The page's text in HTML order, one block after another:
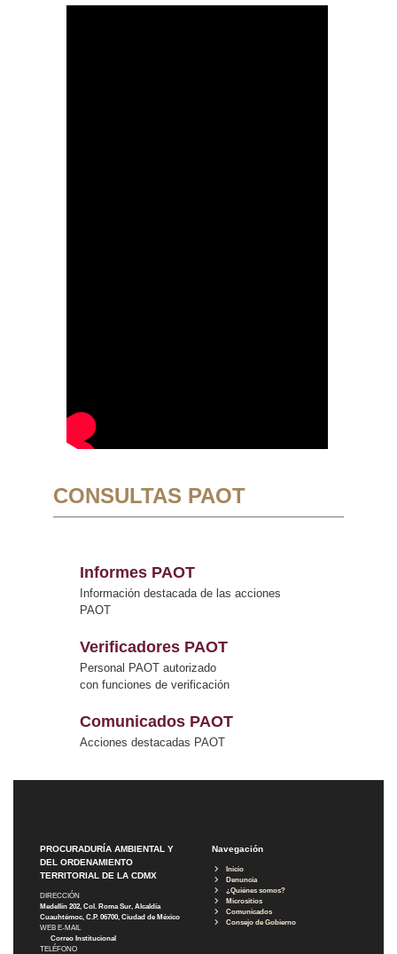
CONSULTAS PAOT
Informes PAOT
Información destacada de las acciones
PAOT
Verificadores PAOT
Personal PAOT autorizado
con funciones de verificación
Comunicados PAOT
Acciones destacadas PAOT
PROCURADURÍA AMBIENTAL Y
DEL ORDENAMIENTO
TERRITORIAL DE LA CDMX
DIRECCIÓN
Medellín 202, Col. Roma Sur, Alcaldía
Cuauhtémoc, C.P. 06700, Ciudad de México
WEB E-MAIL
Correo Institucional
TELÉFONO
Navegación
Inicio
Denuncia
¿Quiénes somos?
Micrositios
Comunicados
Consejo de Gobierno